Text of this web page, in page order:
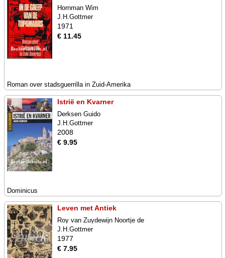
Hornman Wim
J.H.Gottmer
1971
€ 11.45
Roman over stadsguerrilla in Zuid-Amerika
Istrië en Kvarner
Derksen Guido
J.H.Gottmer
2008
€ 9.95
Dominicus
Leven met Antiek
Roy van Zuydewijn Noortje de
J.H.Gottmer
1977
€ 7.95